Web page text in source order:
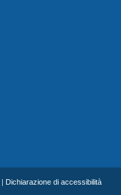
Dichiarazione di accessibilità